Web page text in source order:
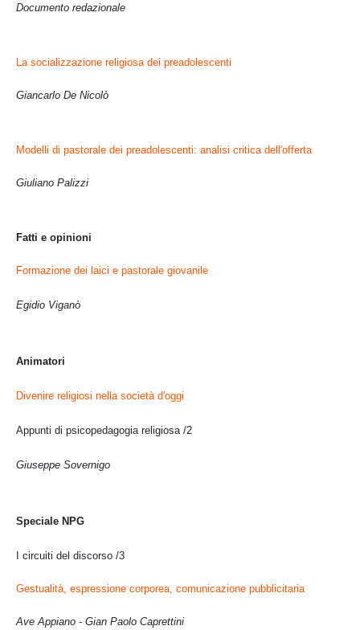
Documento redazionale
La socializzazione religiosa dei preadolescenti
Giancarlo De Nicolò
Modelli di pastorale dei preadolescenti: analisi critica dell'offerta
Giuliano Palizzi
Fatti e opinioni
Formazione dei laici e pastorale giovanile
Egidio Viganò
Animatori
Divenire religiosi nella società d'oggi
Appunti di psicopedagogia religiosa /2
Giuseppe Sovernigo
Speciale NPG
I circuiti del discorso /3
Gestualità, espressione corporea, comunicazione pubblicitaria
Ave Appiano - Gian Paolo Caprettini